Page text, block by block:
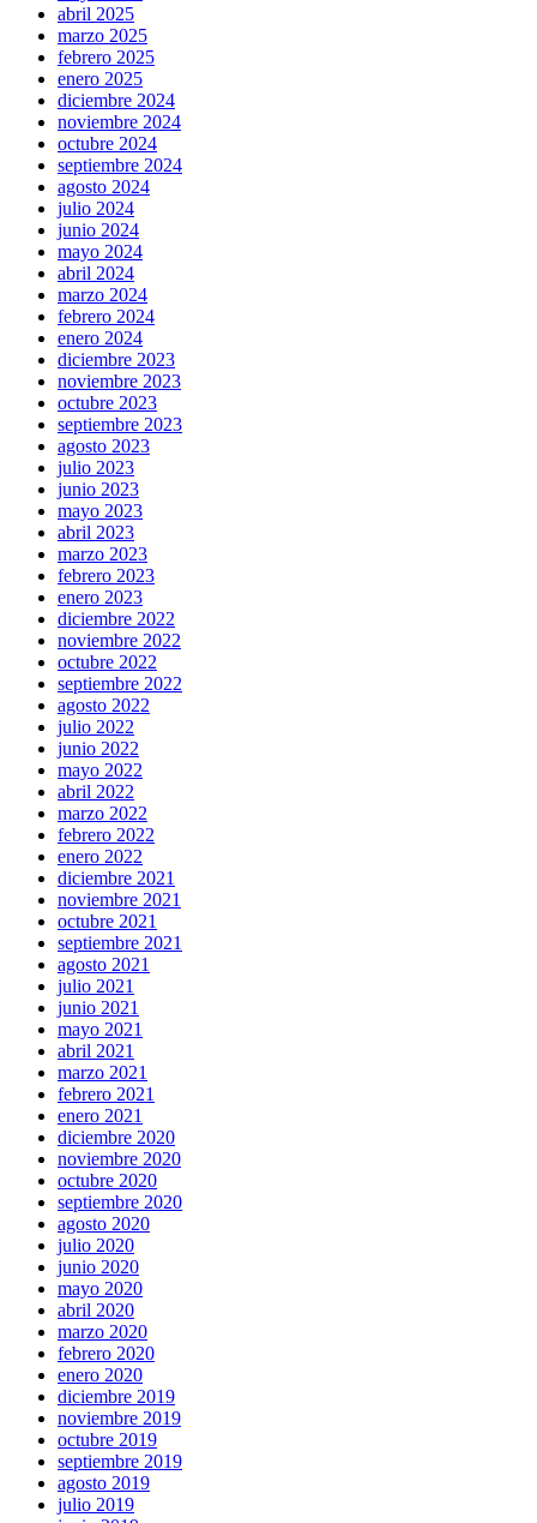
abril 2025
marzo 2025
febrero 2025
enero 2025
diciembre 2024
noviembre 2024
octubre 2024
septiembre 2024
agosto 2024
julio 2024
junio 2024
mayo 2024
abril 2024
marzo 2024
febrero 2024
enero 2024
diciembre 2023
noviembre 2023
octubre 2023
septiembre 2023
agosto 2023
julio 2023
junio 2023
mayo 2023
abril 2023
marzo 2023
febrero 2023
enero 2023
diciembre 2022
noviembre 2022
octubre 2022
septiembre 2022
agosto 2022
julio 2022
junio 2022
mayo 2022
abril 2022
marzo 2022
febrero 2022
enero 2022
diciembre 2021
noviembre 2021
octubre 2021
septiembre 2021
agosto 2021
julio 2021
junio 2021
mayo 2021
abril 2021
marzo 2021
febrero 2021
enero 2021
diciembre 2020
noviembre 2020
octubre 2020
septiembre 2020
agosto 2020
julio 2020
junio 2020
mayo 2020
abril 2020
marzo 2020
febrero 2020
enero 2020
diciembre 2019
noviembre 2019
octubre 2019
septiembre 2019
agosto 2019
julio 2019